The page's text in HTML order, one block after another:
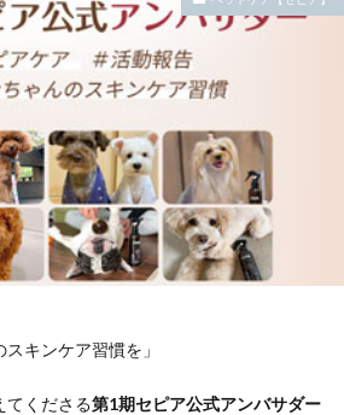
キンケア習慣を」
てくださる第1期セピア公式アンバサダー